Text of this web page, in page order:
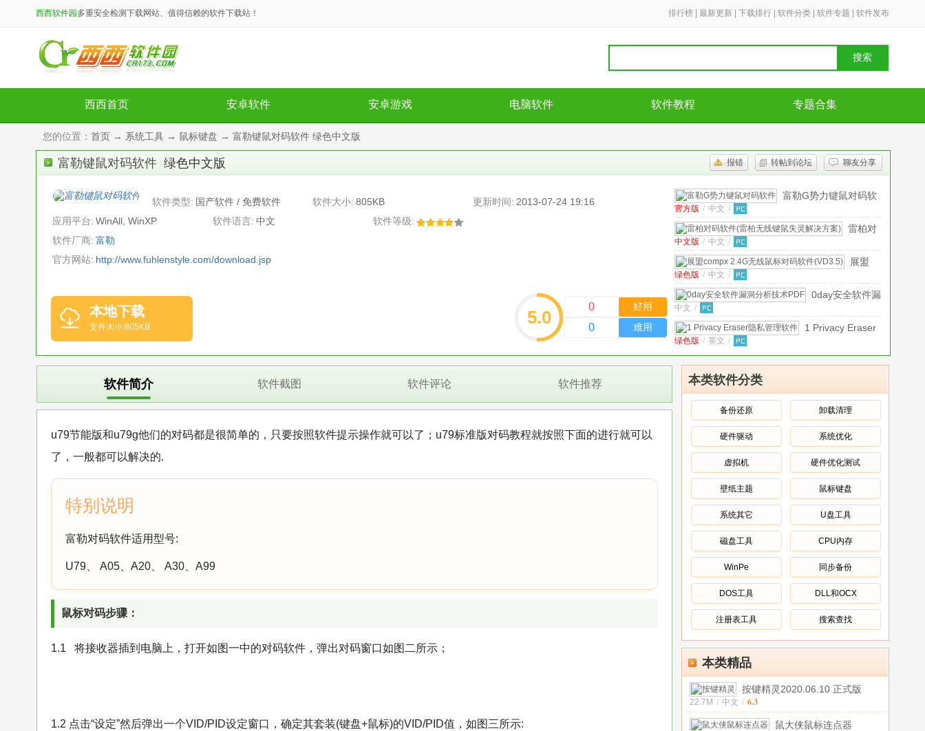
西西软件园 多重安全检测下载网站、值得信赖的软件下载站！ 排行榜 最新更新 下载排行 软件分类 软件专题 软件发布
搜索
西西首页 安卓软件 安卓游戏 电脑软件 软件教程 专题合集
您的位置： 首页 → 系统工具 → 鼠标键盘 → 富勒键鼠对码软件 绿色中文版
富勒键鼠对码软件 绿色中文版 报错 转帖到论坛 聊友分享
软件类型: 国产软件 / 免费软件 软件大小: 805KB 更新时间: 2013-07-24 19:16
应用平台: WinAll, WinXP 软件语言: 中文
软件等级:
软件厂商: 富勒
官方网站: http://www.fuhlenstyle.com/download.jsp
本地下载
文件大小:805KB 5.0
0 好用
0 难用
富勒G势力键鼠对码软
官方版 / 中文 /
雷柏对
(雷柏无
线键鼠
失灵解
决方
中文版
中文版 / 中文 /
展盟
2.4G无
线鼠标
对码软
件
绿色
绿色版 / 中文 /
0day安全软件漏
中文 /
1 Privacy Eraser
V2.0绿色版
绿色版 / 英文 /
绿色版 / 中文 /
115视听
转存软
件(用于
调教115
试听文
件)
绿色免
费版
中文 /
115网盘真实下
载地址解析软件
绿色版
英文 /
12864液晶图片取模软
件 绿色版
绿色版 / 中文 /
160WiFi无线路由软件
v4.3.10.20官方最新版
官方版 / 中文 /
本类软件分类
备份还原 卸载清理
硬件驱动 系统优化
虚拟机 硬件优化测试
壁纸主题 鼠标键盘
系统其它 U盘工具
磁盘工具 CPU内存
WinPe 同步备份
DOS工具 DLL和OCX
注册表工具 搜索查找
本类精品
按键精灵2020.06.10 正式版
22.7M / 中文 / 6.3
鼠大侠鼠标连点器
软件简介 软件截图 软件评论 软件推荐
u79节能版和u79g他们的对码都是很简单的，只要按照软件提示操作就可以了；u79标准版对码教程就按照下面的进行就可以
了，一般都可以解决的.
富勒对码软件适用型号:
U79、 A05、A20、 A30、A99
鼠标对码步骤：
1.1 将接收器插到电脑上，打开如图一中的对码软件，弹出对码窗口如图二所示；
1.2 点击“设定”然后弹出一个VID/PID设定窗口，确定其套装(键盘+鼠标)的VID/PID值，如图三所示: